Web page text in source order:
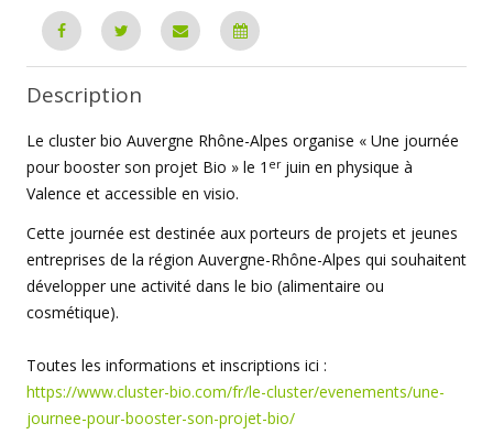
Description
Le cluster bio Auvergne Rhône-Alpes organise « Une journée
pour booster son projet Bio » le 1 erjuin en physique à
Valence et accessible en visio.
Cette journée est destinée aux porteurs de projets et jeunes
entreprises de la région Auvergne-Rhône-Alpes qui souhaitent
développer une activité dans le bio (alimentaire ou
cosmétique).
Toutes les informations et inscriptions ici :
https://www.cluster-bio.com/fr/le-cluster/evenements/une-
journee-pour-booster-son-projet-bio/